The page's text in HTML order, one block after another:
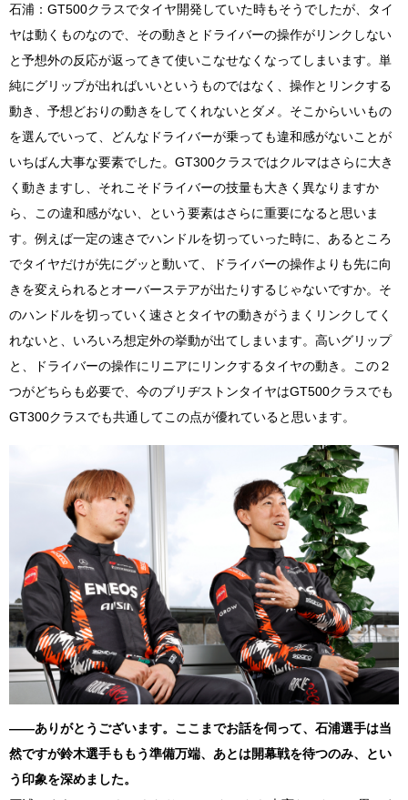
石浦： GT500クラスでタイヤ開発していた時もそうでしたが、タイ
ヤは動くものなので、その動きとドライバーの操作がリンクしない
と予想外の反応が返ってきて使いこなせなくなってしまいます。単
純にグリップが出ればいいというものではなく、操作とリンクする
動き、予想どおりの動きをしてくれないとダメ。そこからいいもの
を選んでいって、どんなドライバーが乗っても違和感がないことが
いちばん大事な要素でした。 GT300クラスではクルマはさらに大き
く動きますし、それこそドライバーの技量も大きく異なりますか
ら、この違和感がない、という要素はさらに重要になると思いま
す。例えば一定の速さでハンドルを切っていった時に、あるところ
でタイヤだけが先にグッと動いて、ドライバーの操作よりも先に向
きを変えられるとオーバーステアが出たりするじゃないですか。そ
のハンドルを切っていく速さとタイヤの動きがうまくリンクしてく
れないと、いろいろ想定外の挙動が出てしまいます。高いグリップ
と、ドライバーの操作にリニアにリンクするタイヤの動き。この２
つがどちらも必要で、今のブリヂストンタイヤはGT500クラスでも
GT300クラスでも共通してこの点が優れていると思います。
――ありがとうございます。ここまでお話を伺って、石浦選手は当
然ですが鈴木選手ももう準備万端、あとは開幕戦を待つのみ、とい
う印象を深めました。